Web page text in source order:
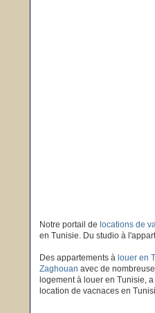
Notre portail de locations de
en Tunisie. Du studio à
Des appartements à louer en
Zaghouan avec de
logement à louer en Tunisie,
location de vacnaces en